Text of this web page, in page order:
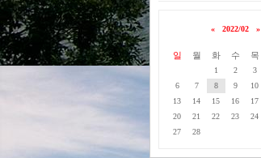
« 2022/02 »
일 월 화 수 목
1 2 3
6
7 8 9 10
13
14 15 16 17
20
21 22 23 24
27
28